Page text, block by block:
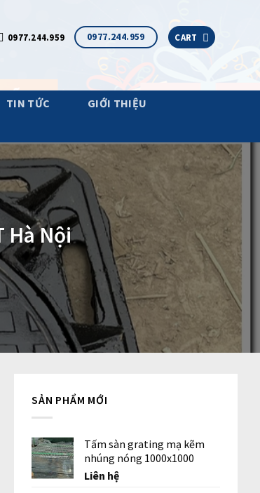
0977.244.959 0977.244.959 CART
TIN TỨC
GIỚI THIỆU
Hà Nội
SẢN PHẨM MỚI
Tấm sàn grating mạ kẽm
nhúng nóng 1000x1000
Liên hệ